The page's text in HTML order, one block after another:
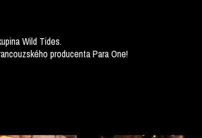
Wild Tides.
producenta Para One!